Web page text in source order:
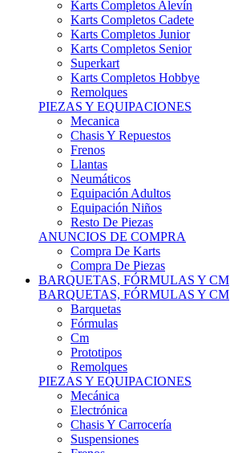
Karts Completos Junior
Karts Completos Senior
Superkart
Karts Completos Hobbye
Remolques
PIEZAS Y EQUIPACIONES
Mecanica
Chasis Y Repuestos
Frenos
Llantas
Neumáticos
Equipación Adultos
Equipación Niños
Resto De Piezas
ANUNCIOS DE COMPRA
Compra De Karts
Compra De Piezas
BARQUETAS, FÓRMULAS Y CM
BARQUETAS, FÓRMULAS Y CM
Barquetas
Fórmulas
Cm
Prototipos
Remolques
PIEZAS Y EQUIPACIONES
Mecánica
Electrónica
Chasis Y Carrocería
Suspensiones
Frenos
Llantas